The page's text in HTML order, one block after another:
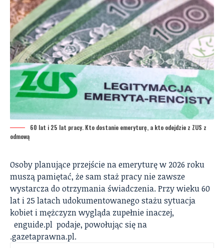
60 lat i 25 lat pracy. Kto dostanie emeryturę, a kto odejdzie z ZUS z
odmową
Osoby planujące przejście na emeryturę w 2026 roku
muszą pamiętać, że sam staż pracy nie zawsze
wystarcza do otrzymania świadczenia. Przy wieku 60
lat i 25 latach udokumentowanego stażu sytuacja
kobiet i mężczyzn wygląda zupełnie inaczej,
enguide.pl podaje, powołując się na
.gazetaprawna.pl.